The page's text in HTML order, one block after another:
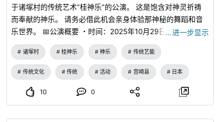
于诸塚村的传统艺术“桂神乐”的公演。 这是饱含对神灵祈祷
而奉献的神乐。 请务必借此机会亲身体验那神秘的舞蹈和音
乐世界。 📅公演概要 ・时间：2025年10月29日（周三） ・
开场：12:30／开演：13:30（预计17:40左右结束） ・会
场：国立能乐堂（东京都涩谷区千驮谷4-18-1） ・入场费：
免费（※需事先申请 ※如果申请人数过多，将采取抽签方式）
📖节目单 1️⃣ 主题演讲（约30分钟） 2️⃣ 桂神乐 公演（约3小
时） 📝申请方法 ・申请期间：2025年8月14日（周四）～10
月6日（周一） ・抽签结果通知：预计2025年10月17日（周
五）左右发送 📞咨询处 “宫崎县的神乐 国立能乐堂公演”事务
…进一步显示
诸塚村 桂神乐 神乐 传统艺能
传统文化 传统 活动 宫崎县 日本
10 0